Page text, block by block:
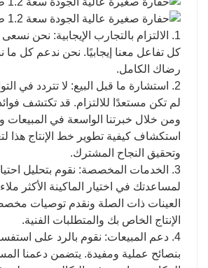
1. الالتزام بالتجارب الإيجابية: نحن
كل تفاعل معنا إيجابيًا. نحن ندعم كل ما
رضاك ​​الكامل.
2. استشارة ما قبل البيع: لا تتردد في
لم تكن مستعدًا للالتزام. قد تكتشف
ومن خلال خبرتنا الواسعة في المبيعات
استكشاف كيفية تطوير خط الإنتاج هذا
وتحقيق النجاح المشترك.
3. الخدمات المخصصة: نقوم بتحليل
لمساعدتك في اختيار الماكينة الأكثر
العينات ذات الصلة ونقدم توصيات
الإنتاج الخاص بك والمتطلبات الفنية.
4. دعم المبيعات: نقوم بالرد على
بنصائح عملية ومفيدة. يتضمن دعمنا